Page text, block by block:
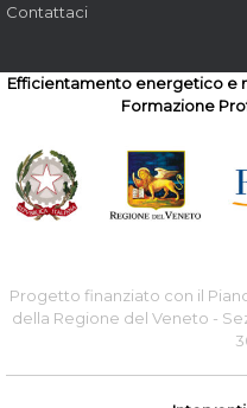
Contattaci
Efficientamento energetico e
Formazione
Progetto finanziato con il
della Regione del Veneto -